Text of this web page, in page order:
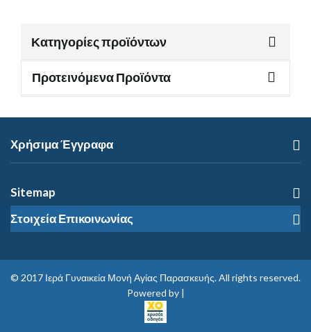
Κατηγορίες προϊόντων
Προτεινόμενα Προϊόντα
Χρήσιμα Έγγραφα
Sitemap
Στοιχεία Επικοινωνίας
© 2017 Ιερά Γυναικεία Μονή Αγίας Παρασκευής. All rights reserved.
Powered by |